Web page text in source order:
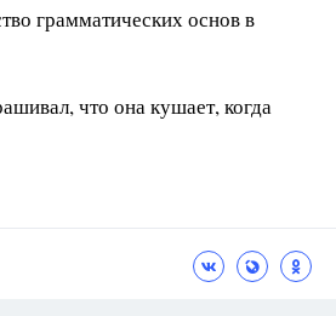
грамматических основ в
что она кушает, когда